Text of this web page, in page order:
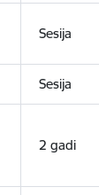
Sesija
Sesija
2 gadi